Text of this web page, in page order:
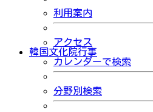
利用案内
アクセス
韓国文化院行事
カレンダーで検索
分野別検索